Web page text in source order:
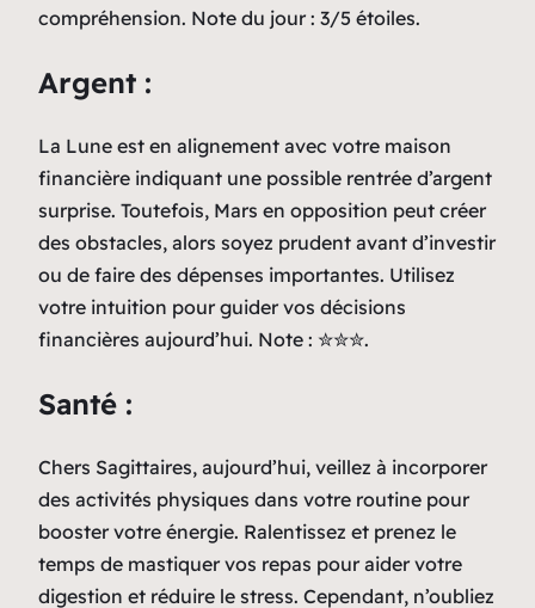
compréhension. Note du jour : 3/5 étoiles.
Argent :
La Lune est en alignement avec votre maison
financière indiquant une possible rentrée d’argent
surprise. Toutefois, Mars en opposition peut créer
des obstacles, alors soyez prudent avant d’investir
ou de faire des dépenses importantes. Utilisez
votre intuition pour guider vos décisions
financières aujourd’hui. Note : ✮✮✮.
Santé :
Chers Sagittaires, aujourd’hui, veillez à incorporer
des activités physiques dans votre routine pour
booster votre énergie. Ralentissez et prenez le
temps de mastiquer vos repas pour aider votre
digestion et réduire le stress. Cependant, n’oubliez